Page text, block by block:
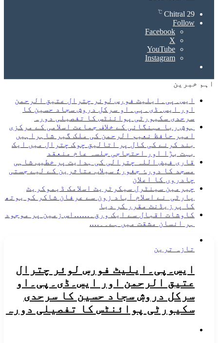
Chitral 29
℃
Follow
Facebook
X
YouTube
Instagram
اہم خبرین
ایس۔پی۔ایلیٹ فورس لوئر چترال عتیق الرحمن
اور ایس۔ڈی۔پی۔او سرکل دروش سجاد حسین کا
سرحدی سکیورٹی پوائنٹس کا تفصیلی دورہ
ہوش ربا مہنگائی کے خلاف جماعت اسلامی کے مرکزی
امیر حافظ نعیم الرحمن کی ملک گیر شاہراہیں
بند کرنے کی کال پر اتالیق چوک چترال میں ایک
بہت بڑا اور احتجاجی جلسہ عام منعقد
قاری فیض اللہ چترالی کی ہدایت پر خطیب شاہی
مسجد کا دورۂ جغور؛ سیلاب متاثرین کے لیے جستی
چادروں کا اعلان
چیرمین سینٹرل سیکرٹریٹ اسلامک ڈیموکریٹ
پارٹی نے اسلام آباد زون سے عرفان شاکر کو یوتھ
کا پرزیڈنٹ مقرر کر دیا
کاوشات اقبال سے ایک ورق۔……اس زمین پر موجود
ہر انسان مشقت میں ہے۔۔….
تازہ ترین
ایس۔پی۔ایلیٹ فورس لوئر چترال
عتیق الرحمن اور ایس۔ڈی۔پی۔او
سرکل دروش سجاد حسین کا سرحدی
سکیورٹی پوائنٹس کا تفصیلی دورہ